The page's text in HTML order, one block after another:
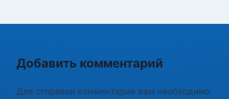
Добавить комментарий
Для отправки комментария вам необходимо